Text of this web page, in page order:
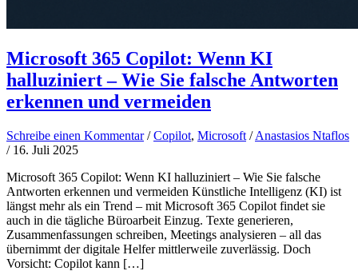
Microsoft 365 Copilot: Wenn KI
halluziniert – Wie Sie falsche Antworten
erkennen und vermeiden
Schreibe einen Kommentar /Copilot, Microsoft /Anastasios Ntaflos
/ 16. Juli 2025
Microsoft 365 Copilot: Wenn KI halluziniert – Wie Sie falsche
Antworten erkennen und vermeiden Künstliche Intelligenz (KI) ist
längst mehr als ein Trend – mit Microsoft 365 Copilot findet sie
auch in die tägliche Büroarbeit Einzug. Texte generieren,
Zusammenfassungen schreiben, Meetings analysieren – all das
übernimmt der digitale Helfer mittlerweile zuverlässig. Doch
Vorsicht: Copilot kann […]